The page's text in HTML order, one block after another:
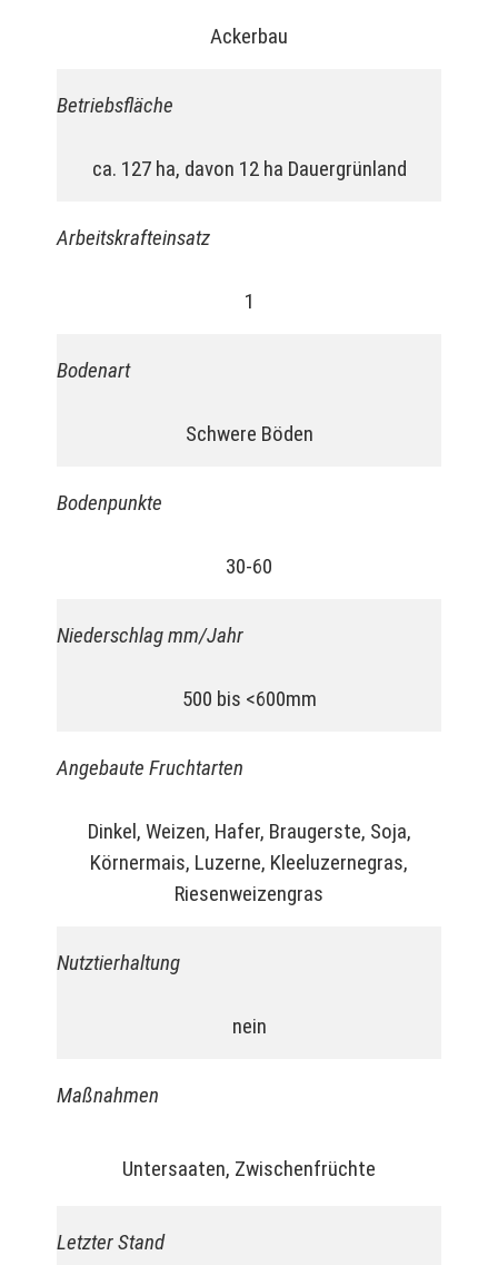
Ackerbau
Betriebsfläche
ca. 127 ha, davon 12 ha Dauergrünland
Arbeitskrafteinsatz
1
Bodenart
Schwere Böden
Bodenpunkte
30-60
Niederschlag mm/Jahr
500 bis <600mm
Angebaute Fruchtarten
Dinkel, Weizen, Hafer, Braugerste, Soja,
Körnermais, Luzerne, Kleeluzernegras,
Riesenweizengras
Nutztierhaltung
nein
Maßnahmen
Untersaaten, Zwischenfrüchte
Letzter Stand